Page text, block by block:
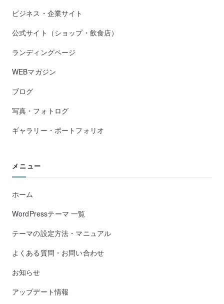
ビジネス・企業サイト
公式サイト（ショップ・飲食店）
ランディングページ
WEBマガジン
ブログ
写真・フォトログ
ギャラリー・ポートフォリオ
メニュー
ホーム
WordPressテーマ 一覧
テーマの設定方法・マニュアル
よくある質問・お問い合わせ
お知らせ
アップデート情報